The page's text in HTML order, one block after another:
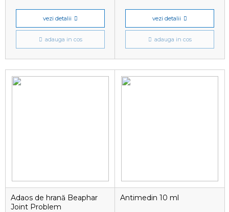
vezi detalii
adauga in cos
vezi detalii
adauga in cos
Adaos de hrană Beaphar
Joint Problem
Antimedin 10 ml